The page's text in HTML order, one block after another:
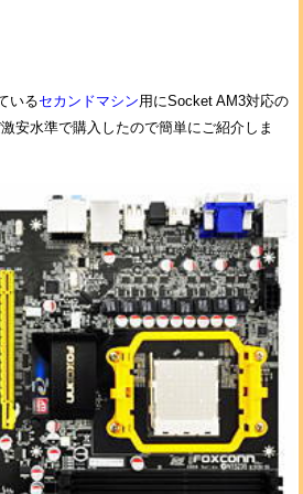
いるセカンドマシン用にSocket AM3対応の
安水準で購入したので簡単にご紹介しま